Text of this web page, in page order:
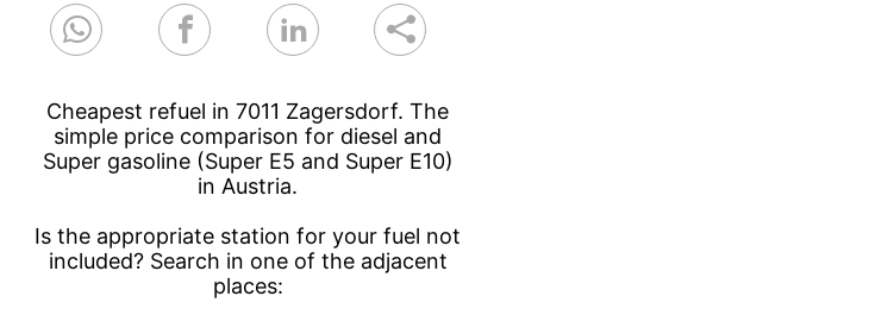
Cheapest refuel in 7011 Zagersdorf. The
simple price comparison for diesel and
Super gasoline (Super E5 and Super E10)
in Austria.
Is the appropriate station for your fuel not
included? Search in one of the adjacent
places: